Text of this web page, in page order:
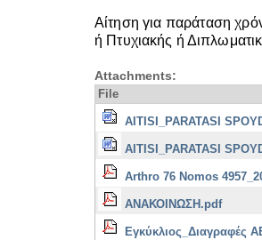
Αίτηση για παράταση
ή Πτυχιακής ή
Attachments:
File
AITISI_PARATASI
AITISI_PARATASI
Arthro 76 Nomos
ΑΝΑΚΟΙΝΩΣΗ.pdf
Εγκύκλιος_Διαγραφές